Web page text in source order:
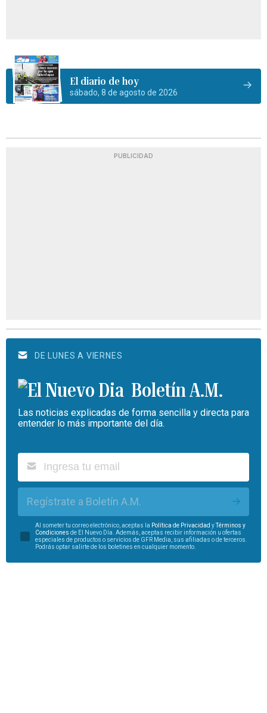
El diario de hoy
sábado, 8 de agosto de 2026
PUBLICIDAD
DE LUNES A VIERNES
Boletín A.M.
Las noticias explicadas de forma sencilla y directa para
entender lo más importante del día.
Regístrate a Boletín A.M.
Al someter tu correo electrónico, aceptas la Política de Privacidad yTérminos y
Condiciones de El Nuevo Día. Además, aceptas recibir información u ofertas
especiales de productos o servicios de GFR Media, sus afiliadas o de terceros.
Podrás optar salirte de los boletines en cualquier momento.